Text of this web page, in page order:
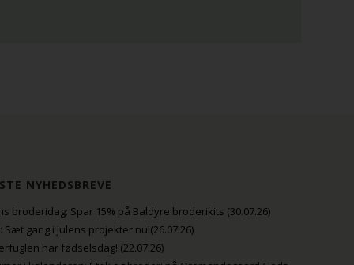
NYHEDSBREVE
broderidag: Spar 15% på Baldyre broderikits (30.07.26)
Sæt gang i julens projekter nu!(26.07.26)
har fødselsdag! (22.07.26)